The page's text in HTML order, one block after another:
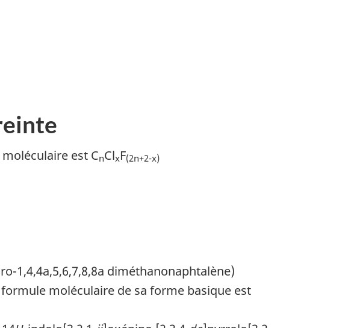
est CnClxF(2n+2-x)
1,4,4a,5,6,7,8,8a diméthanonaphtalène)
formule moléculaire de sa forme basique est